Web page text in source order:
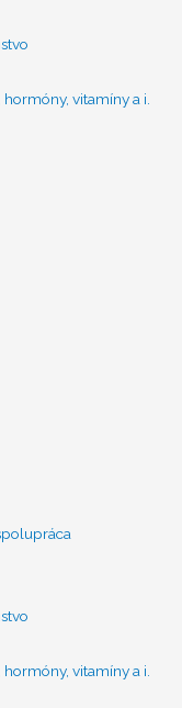
vitamíny a i.
vitamíny a i.